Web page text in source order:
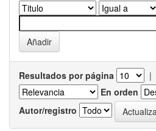
Resultados por página |
En orden
Autor/registro